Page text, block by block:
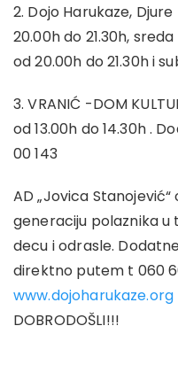
2. Dojo Harukaze,
20.00h do 21.30h,
od 20.00h do 21.30h i
3. VRANIĆ -DOM
od 13.00h do 14.30h .
00 143
AD „Jovica
generaciju polaznika u
decu i odrasle.
direktno putem t 060
www.dojoharukaze.org
DOBRODOŠLI!!!